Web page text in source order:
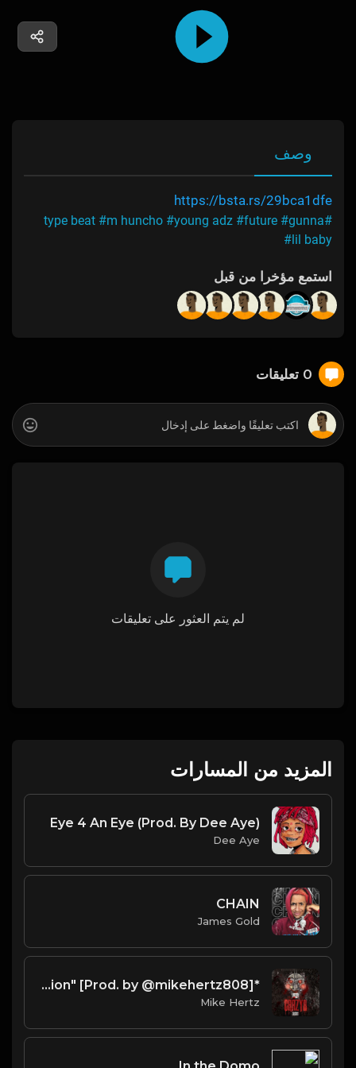
وصف
https://bsta.rs/29bca1dfe
#type beat
#m huncho #young adz #future #gunna
#lil baby
استمع مؤخرا من قبل
0 تعليقات
لم يتم العثور على تعليقات
المزيد من المسارات
Eye 4 An Eye (Prod. By Dee Aye)
Dee Aye
CHAIN
James Gold
*FREE* TM88 x Waka Flocka x Sy Ari Da Kid x Dae Dae Type Beat - "Champion" [Prod. by @mikehertz808]
Mike Hertz